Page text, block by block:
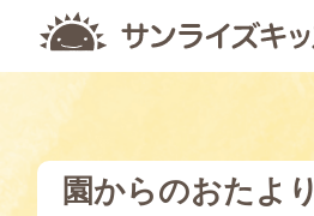
園からのおたより